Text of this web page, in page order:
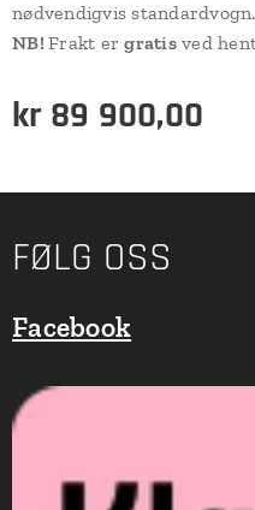
nødvendigvis standardvogn.
NB! Frakt ergratisved
kr 89 900,00
FØLG OSS
Facebook